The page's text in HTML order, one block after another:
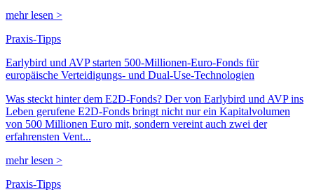
mehr lesen >
Praxis-Tipps
Earlybird und AVP starten 500-Millionen-Euro-Fonds für
europäische Verteidigungs- und Dual-Use-Technologien
Was steckt hinter dem E2D-Fonds? Der von Earlybird und AVP ins
Leben gerufene E2D-Fonds bringt nicht nur ein Kapitalvolumen
von 500 Millionen Euro mit, sondern vereint auch zwei der
erfahrensten Vent...
mehr lesen >
Praxis-Tipps